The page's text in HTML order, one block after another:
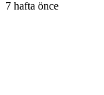
7 hafta önce